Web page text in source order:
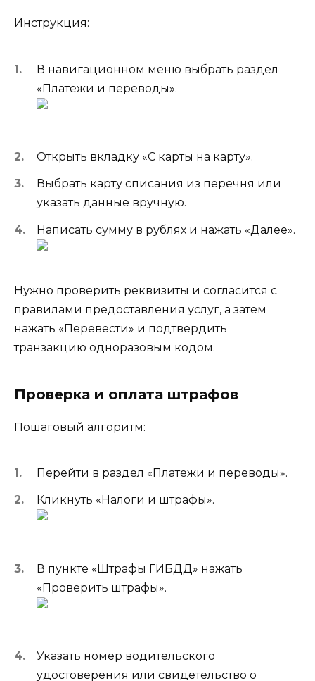
Инструкция:
В навигационном меню выбрать раздел
«Платежи и переводы».
Открыть вкладку «С карты на карту».
Выбрать карту списания из перечня или
указать данные вручную.
Написать сумму в рублях и нажать «Далее».
Нужно проверить реквизиты и согласится с
правилами предоставления услуг, а затем
нажать «Перевести» и подтвердить
транзакцию одноразовым кодом.
Проверка и оплата штрафов
Пошаговый алгоритм:
Перейти в раздел «Платежи и переводы».
Кликнуть «Налоги и штрафы».
В пункте «Штрафы ГИБДД» нажать
«Проверить штрафы».
Указать номер водительского
удостоверения или свидетельство о